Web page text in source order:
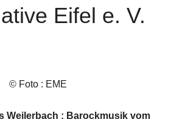
Eifel e. V.
© Foto : EME
Weilerbach : Barockmusik vom